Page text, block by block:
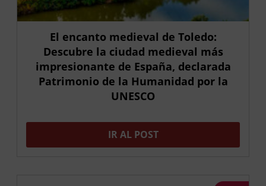
El encanto medieval de Toledo:
Descubre la ciudad medieval más
impresionante de España, declarada
Patrimonio de la Humanidad por la
UNESCO
IR AL POST